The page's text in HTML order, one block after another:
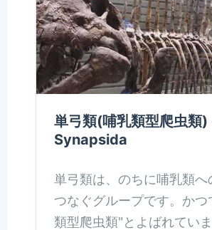
単弓類(哺乳類型爬虫類)
Synapsida
単弓類は、のちに哺乳類へ
つなぐグループです。かつ
類型爬虫類"とよばれてい